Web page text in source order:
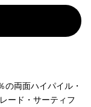
両面ハイパイル・
ード・サーティフ